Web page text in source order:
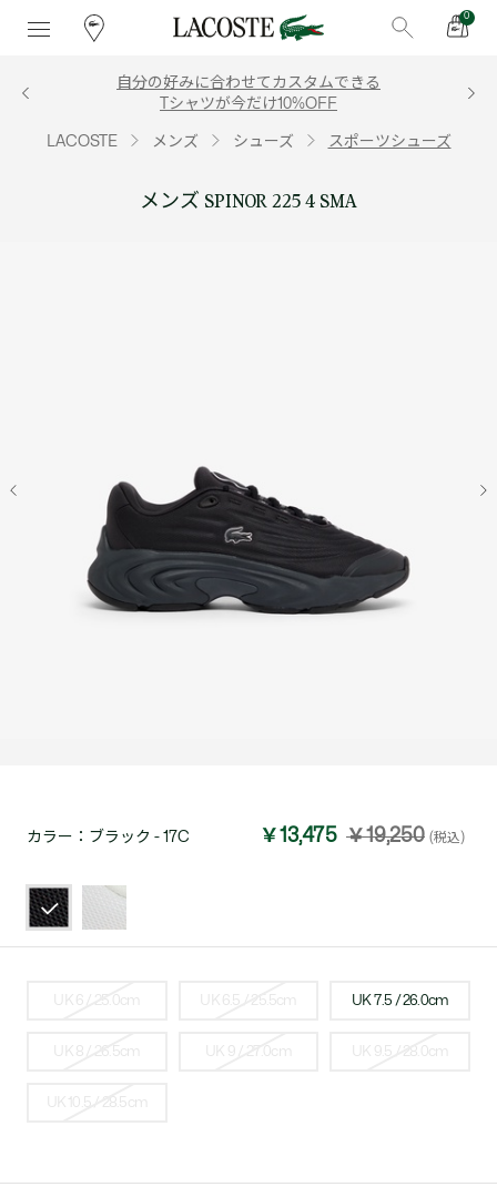
0
自分の好みに合わせてカスタムできる
Tシャツが今だけ10%OFF
LACOSTE メンズ シューズ スポーツシューズ
メンズ SPINOR 225 4 SMA
カラー： ブラック - 17C ￥13,475 ￥19,250 (税込)
UK 6 / 25.0cm UK 6.5 / 25.5cm UK 7.5 / 26.0cm
UK 8 / 26.5cm UK 9 / 27.0cm UK 9.5 / 28.0cm
UK 10.5 / 28.5cm